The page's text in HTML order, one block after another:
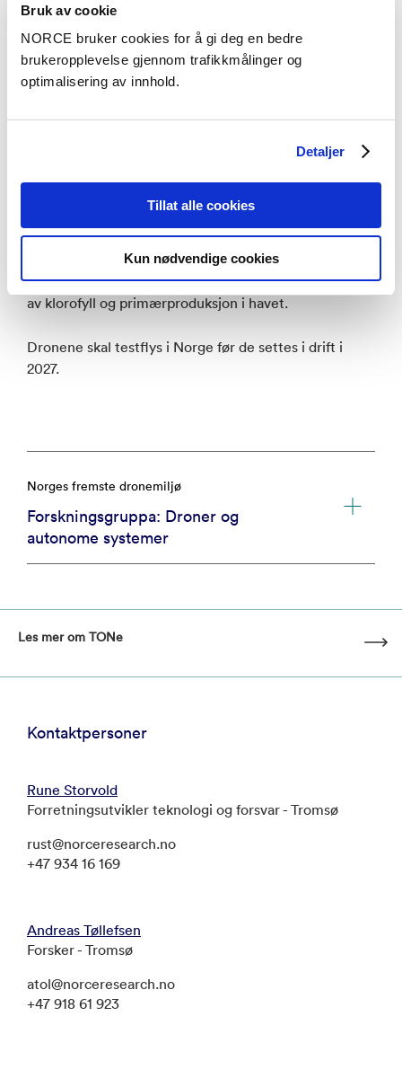
Bruk av cookie
NORCE bruker cookies for å gi deg en bedre
brukeropplevelse gjennom trafikkmålinger og
optimalisering av innhold.
Detaljer
Tillat alle cookies
Kun nødvendige cookies
forskerne gjør det hensiktsmessig å bruke droner til
forskning i Dronning Mauds Land. Dronene skal støtte
fire av observatoriene i TONe.
kartlegging av berggrunn og grenselinjer, og bruk av
sensorer for ulike profilmålinger av atmosfæren
(meteorologiske parametre, skyegenskaper og
aerosoler), samt hyperspektrale sensorer for målinger
av klorofyll og primærproduksjon i havet.
Dronene skal testflys i Norge før de settes i drift i
2027.
Norges fremste dronemiljø
Forskningsgruppa: Droner og
autonome systemer
Les mer om TONe
Kontaktpersoner
Rune Storvold
Forretningsutvikler teknologi og forsvar - Tromsø
rust@norceresearch.no
+47 934 16 169
Andreas Tøllefsen
Forsker - Tromsø
atol@norceresearch.no
+47 918 61 923